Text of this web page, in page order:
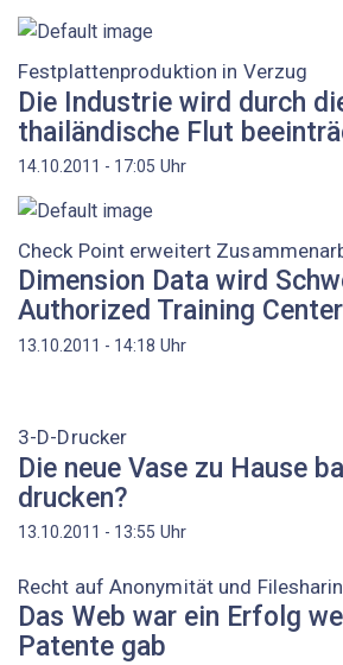
Festplattenproduktion in Verzug
Die Industrie wird durch
thailändische Flut
14.10.2011 - 17:05 Uhr
Check Point erweitert
Dimension Data wird
Authorized Training
13.10.2011 - 14:18 Uhr
3-D-Drucker
Die neue Vase zu Hause
drucken?
13.10.2011 - 13:55 Uhr
Recht auf Anonymität und
Das Web war ein Erfolg
Patente gab